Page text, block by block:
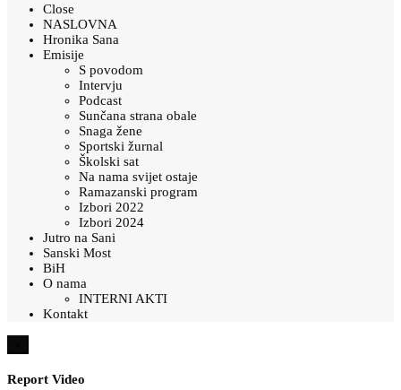
Close
NASLOVNA
Hronika Sana
Emisije
S povodom
Intervju
Podcast
Sunčana strana obale
Snaga žene
Sportski žurnal
Školski sat
Na nama svijet ostaje
Ramazanski program
Izbori 2022
Izbori 2024
Jutro na Sani
Sanski Most
BiH
O nama
INTERNI AKTI
Kontakt
Report Video